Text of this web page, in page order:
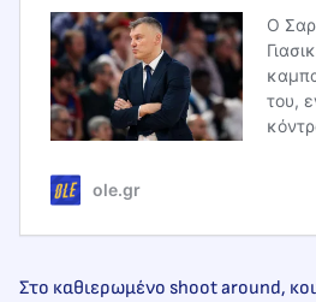
Ο
του,
ole.gr
Στο καθιερωμένο shoot around,